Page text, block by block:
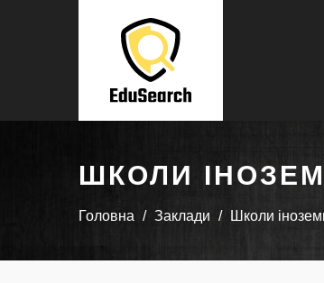
ШКОЛИ
Головна Заклади Школи